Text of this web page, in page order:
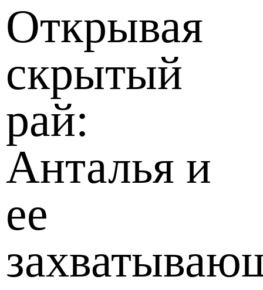
Открывая
скрытый
рай:
Анталья и
ее